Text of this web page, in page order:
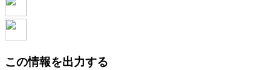
この情報を出力する